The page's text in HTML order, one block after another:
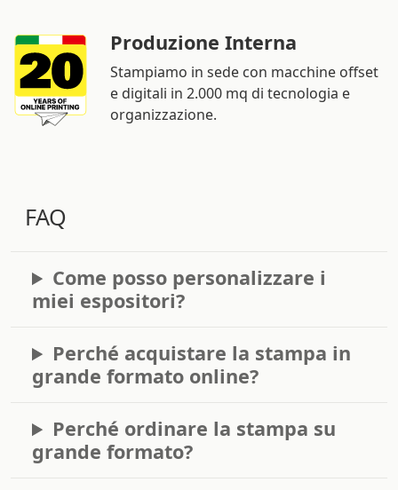
Produzione Interna
Stampiamo in sede con macchine offset
e digitali in 2.000 mq di tecnologia e
organizzazione.
FAQ
Come posso personalizzare i
miei espositori?
Perché acquistare la stampa in
grande formato online?
Perché ordinare la stampa su
grande formato?